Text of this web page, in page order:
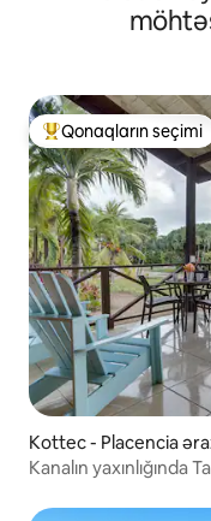
Populyar
Qonaqların seçimi
Kottec - Placencia
Kanalın yaxınlığında